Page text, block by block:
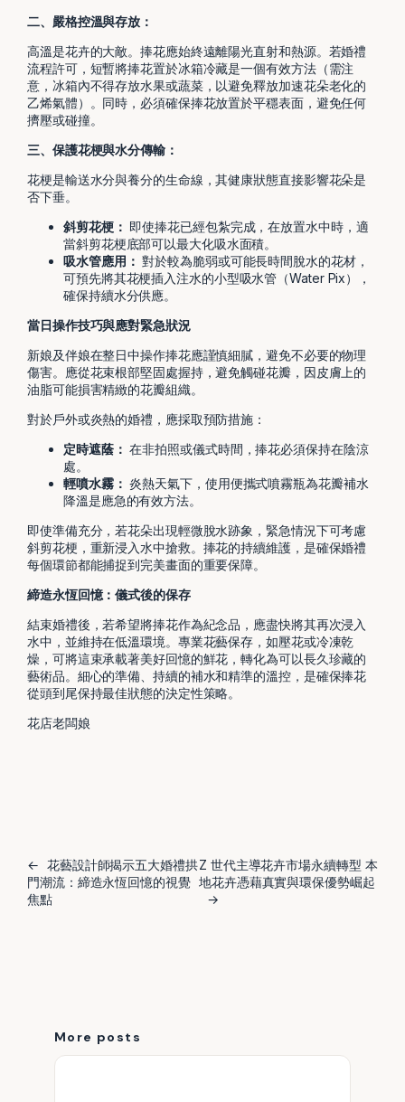
二、嚴格控溫與存放：
高溫是花卉的大敵。捧花應始終遠離陽光直射和熱源。若婚禮
流程許可，短暫將捧花置於冰箱冷藏是一個有效方法（需注
意，冰箱內不得存放水果或蔬菜，以避免釋放加速花朵老化的
乙烯氣體）。同時，必須確保捧花放置於平穩表面，避免任何
擠壓或碰撞。
三、保護花梗與水分傳輸：
花梗是輸送水分與養分的生命線，其健康狀態直接影響花朵是
否下垂。
斜剪花梗： 即使捧花已經包紮完成，在放置水中時，適
當斜剪花梗底部可以最大化吸水面積。
吸水管應用： 對於較為脆弱或可能長時間脫水的花材，
可預先將其花梗插入注水的小型吸水管（Water Pix），
確保持續水分供應。
當日操作技巧與應對緊急狀況
新娘及伴娘在整日中操作捧花應謹慎細膩，避免不必要的物理
傷害。應從花束根部堅固處握持，避免觸碰花瓣，因皮膚上的
油脂可能損害精緻的花瓣組織。
對於戶外或炎熱的婚禮，應採取預防措施：
定時遮蔭： 在非拍照或儀式時間，捧花必須保持在陰涼
處。
輕噴水霧： 炎熱天氣下，使用便攜式噴霧瓶為花瓣補水
降溫是應急的有效方法。
即使準備充分，若花朵出現輕微脫水跡象，緊急情況下可考慮
斜剪花梗，重新浸入水中搶救。捧花的持續維護，是確保婚禮
每個環節都能捕捉到完美畫面的重要保障。
締造永恆回憶：儀式後的保存
結束婚禮後，若希望將捧花作為紀念品，應盡快將其再次浸入
水中，並維持在低溫環境。專業花藝保存，如壓花或冷凍乾
燥，可將這束承載著美好回憶的鮮花，轉化為可以長久珍藏的
藝術品。細心的準備、持續的補水和精準的溫控，是確保捧花
從頭到尾保持最佳狀態的決定性策略。
花店老闆娘
← 花藝設計師揭示五大婚禮拱
門潮流：締造永恆回憶的視覺
焦點
Z 世代主導花卉市場永續轉型 本
地花卉憑藉真實與環保優勢崛起
→
More posts